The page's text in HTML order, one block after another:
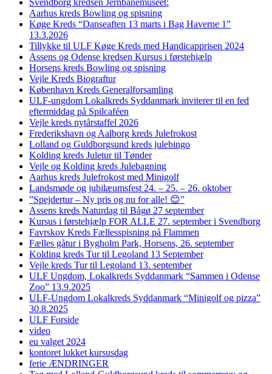
Aarhus kreds Bowling og spisning
Køge Kreds “Danseaften 13 marts i Bag Haverne 1”
13.3.2026
Tillykke til ULF Køge Kreds med Handicapprisen 2024
Assens og Odense kredsen Kursus i førstehjælp
Horsens kreds Bowling og spisning
Vejle Kreds Biograftur
København Kreds Generalforsamling
ULF-ungdom Lokalkreds Syddanmark inviterer til en fed
eftermiddag på Spilcaféen
Vejle kreds nytårstaffel 2026
Frederikshavn og Aalborg kreds Julefrokost
Lolland og Guldborgsund kreds julebingo
Kolding kreds Juletur til Tønder
Vejle og Kolding kreds Julebagning
Aarhus kreds Julefrokost med Minigolf
Landsmøde og jubilæumsfest 24. – 25. – 26. oktober
”Spejdertur – Ny pris og nu for alle! 😊”
Assens kreds Naturdag til Bågø 27 september
Kursus i førstehjælp FOR ALLE 27. september i Svendborg
Favrskov Kreds Fællesspisning på Flammen
Fælles gåtur i Bygholm Park, Horsens, 26. september
Kolding kreds Tur til Legoland 13 September
Vejle kreds Tur til Legoland 13. september
ULF Ungdom, Lokalkreds Syddanmark “Sammen i Odense
Zoo” 13.9.2025
ULF-Ungdom Lokalkreds Syddanmark “Minigolf og pizza”
30.8.2025
ULF Forside
video
eu valget 2024
kontoret lukket kursusdag
ferie ÆNDRINGER